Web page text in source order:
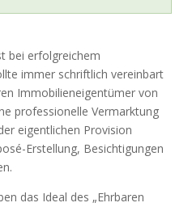
bei erfolgreichem
immer schriftlich vereinbart
Immobilieneigentümer von
professionelle Vermarktung
eigentlichen Provision
Erstellung, Besichtigungen
das Ideal des „Ehrbaren